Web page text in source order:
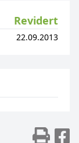
Revidert
22.09.2013